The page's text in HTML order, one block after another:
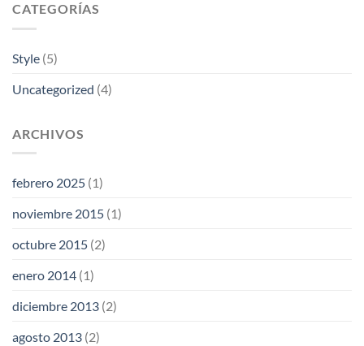
CATEGORÍAS
Style (5)
Uncategorized (4)
ARCHIVOS
febrero 2025 (1)
noviembre 2015 (1)
octubre 2015 (2)
enero 2014 (1)
diciembre 2013 (2)
agosto 2013 (2)